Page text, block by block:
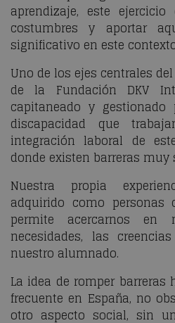
aprendizaje, este
costumbres y aportar
significativo en este
Uno de los ejes centrales
de la Fundación DKV
capitaneado y gestionado
discapacidad que
integración laboral de
donde existen barreras
Nuestra propia
adquirido como personas
permite acercarnos
necesidades, las
nuestro alumnado.
La idea de romper
frecuente en España, no
otro aspecto social, sin